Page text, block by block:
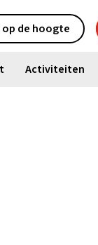
op de hoogte
Activiteiten